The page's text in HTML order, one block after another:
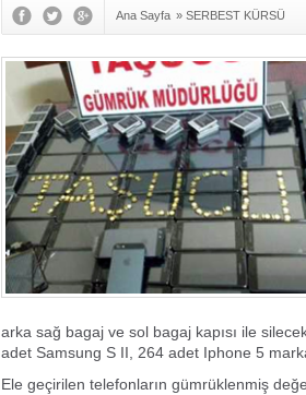
Ana Sayfa » SERBEST KÜRSÜ
arka sağ bagaj ve sol bagaj kapısı ile
adet Samsung S II, 264 adet Iphone 5
Ele geçirilen telefonların gümrüklenmiş